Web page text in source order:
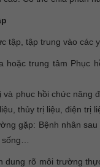
tập, tập trung vào các
hoặc trung tâm Phục
phục hồi chức năng
thủy trị liệu, điện trị
gặp: Bệnh nhân
dung rõ môi trường